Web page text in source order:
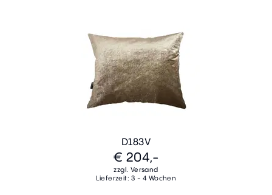
D183V
€ 204,-
zzgl. Versand
Lieferzeit: 3 - 4 Wochen